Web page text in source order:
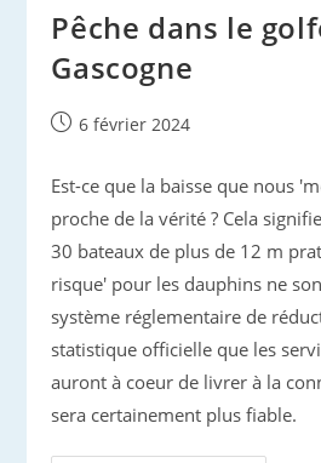
Pêche dans le
Gascogne
Publication
6 février 2024
Est-ce que la baisse que nous
proche de la vérité ? Cela
30 bateaux de plus de 12 m
risque' pour les dauphins ne
système réglementaire de
statistique officielle que les
auront à coeur de livrer à la
sera certainement plus fiable.